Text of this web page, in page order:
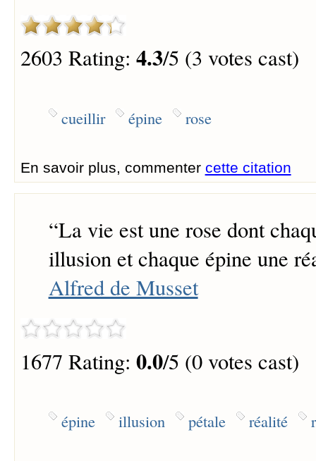
2603 Rating: 4.3/5 (3 votes cast)
cueillir épine rose
En savoir plus, commenter cette citation
“La vie est une rose dont
illusion et chaque épine une
Alfred de Musset
1677 Rating: 0.0/5 (0 votes cast)
épine illusion pétale réalité